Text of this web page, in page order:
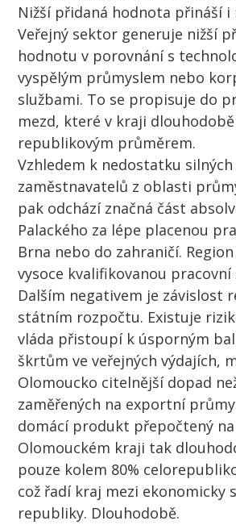
Nižší přidaná hodnota přináší i
Veřejný sektor generuje nižší
hodnotu v porovnání s
vyspělým průmyslem nebo
službami. To se propisuje do
mezd, které v kraji
republikovým průměrem.
Vzhledem k nedostatku
zaměstnavatelů z oblasti
pak odchází značná část
Palackého za lépe placenou
Brna nebo do zahraničí.
vysoce kvalifikovanou pracovní
Dalším negativem je závislost
státním rozpočtu. Existuje
vláda přistoupí k úsporným
škrtům ve veřejných výdajích,
Olomoucko citelnější dopad
zaměřených na exportní
domácí produkt přepočtený
Olomouckém kraji tak
pouze kolem 80%
což řadí kraj mezi ekonomicky
republiky. Dlouhodobě.